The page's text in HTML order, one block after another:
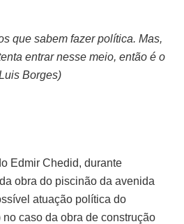
que sabem fazer política. Mas,
entrar nesse meio, então é o
Borges)
Edmir Chedid, durante
obra do piscinão da avenida
atuação política do
caso da obra de construção